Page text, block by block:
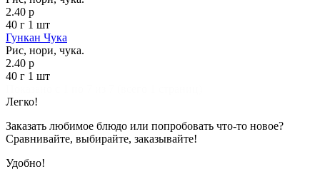
2.40 р
40 г 1 шт
Гункан Чука
Рис, нори, чука.
2.40 р
40 г 1 шт
Легко!
Заказать любимое блюдо или попробовать что-то новое?
Сравнивайте, выбирайте, заказывайте!
Удобно!